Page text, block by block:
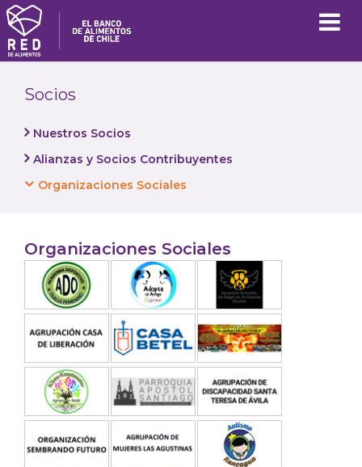
Socios
Nuestros Socios
Alianzas y Socios Contribuyentes
Organizaciones Sociales
Organizaciones Sociales